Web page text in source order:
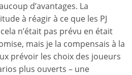
d’avantages. La
à réagir à ce que les PJ
n’était pas prévu en était
mais je la compensais à la
prévoir les choix des joueurs
plus ouverts – une